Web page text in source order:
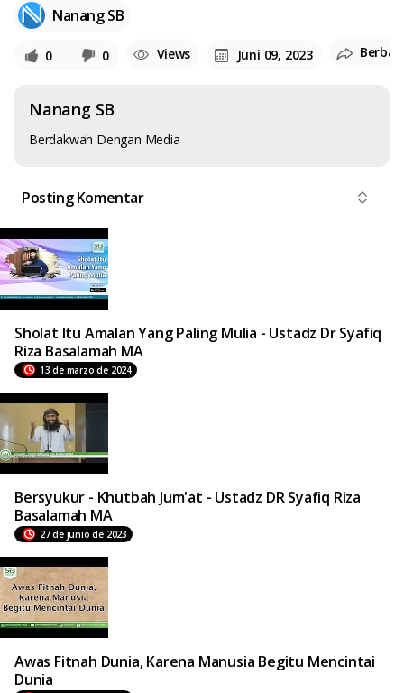
Nanang SB
0 0 Views Juni 09, 2023
Nanang SB
Berdakwah Dengan Media
Posting Komentar
Sholat Itu Amalan Yang Paling Mulia - Ustadz Dr Syafiq
Riza Basalamah MA
13 de marzo de 2024
Bersyukur - Khutbah Jum'at - Ustadz DR Syafiq Riza
Basalamah MA
27 de junio de 2023
Awas Fitnah Dunia, Karena Manusia Begitu Mencintai
Dunia